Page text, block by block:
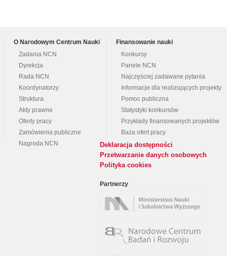
O Narodowym Centrum Nauki
Zadania NCN
Dyrekcja
Rada NCN
Koordynatorzy
Struktura
Akty prawne
Oferty pracy
Zamówienia publiczne
Nagroda NCN
Finansowanie nauki
Konkursy
Panele NCN
Najczęściej zadawane pytania
Informacje dla realizujących projekty
Pomoc publiczna
Statystyki konkursów
Przykłady finansowanych projektów
Baza ofert pracy
Deklaracja dostępności
Przetwarzanie danych osobowych
Polityka cookies
Partnerzy